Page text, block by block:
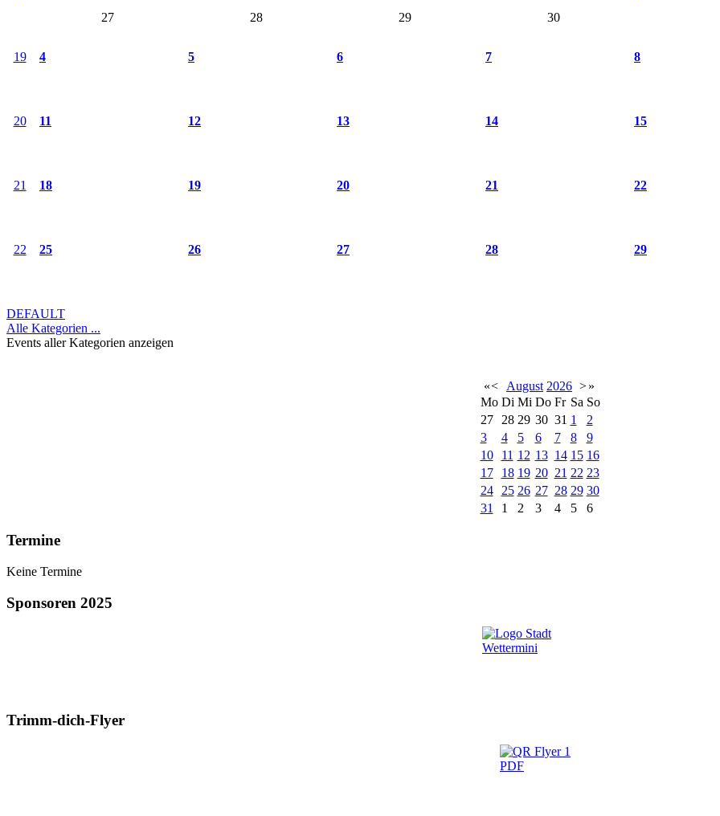
27
28 29 30
19 4 5 6 7 8
20 11 12 13 14 15
21 18 19 20 21 22
22 25 26 27 28 29
DEFAULT
Alle Kategorien ...
Events aller Kategorien anzeigen
«< August 2026 >»
Mo Di Mi Do Fr Sa So
27
28 29 30 31 1
2
3
4 5 6 7 8
9
10
11 12 13 14 15 16
17
18 19 20 21 22 23
24
25 26 27 28 29 30
31
1 2 3 4 5 6
Termine
Keine Termine
Sponsoren 2025
Trimm-dich-Flyer